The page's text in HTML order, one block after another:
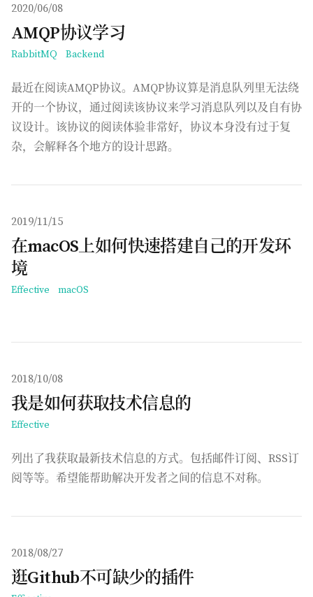
发布于
2020/06/08
AMQP协议学习
RabbitMQ Backend
最近在阅读AMQP协议。AMQP协议算是消息队列里无法绕
开的一个协议，通过阅读该协议来学习消息队列以及自有协
议设计。该协议的阅读体验非常好，协议本身没有过于复
杂，会解释各个地方的设计思路。
发布于
2019/11/15
在macOS上如何快速搭建自己的开发环
境
Effective macOS
发布于
2018/10/08
我是如何获取技术信息的
Effective
列出了我获取最新技术信息的方式。包括邮件订阅、RSS订
阅等等。希望能帮助解决开发者之间的信息不对称。
发布于
2018/08/27
逛Github不可缺少的插件